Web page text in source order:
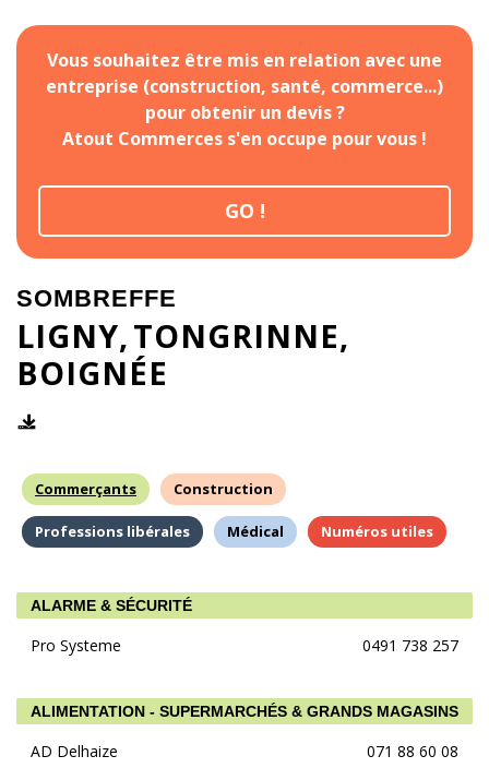
Vous souhaitez être mis en relation avec une
entreprise (construction, santé, commerce...)
pour obtenir un devis ?
Atout Commerces s'en occupe pour vous !
GO !
SOMBREFFE
LIGNY TONGRINNE
BOIGNÉE
Commerçants Construction
Professions libérales Médical Numéros utiles
ALARME & SÉCURITÉ
Pro Systeme 0491 738 257
ALIMENTATION - SUPERMARCHÉS & GRANDS MAGASINS
AD Delhaize
071 88 60 08